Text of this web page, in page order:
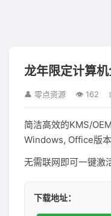
龙年限定计算
👤 零点资源 👁 162
简洁高效的KMS/
Windows, Office版本
无需联网即可一键激
下载地址：